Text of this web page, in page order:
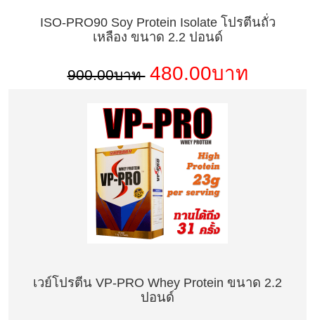
ISO-PRO90 Soy Protein Isolate โปรตีนถั่ว
เหลือง ขนาด 2.2 ปอนด์
900.00บาท 480.00บาท
เวย์โปรตีน VP-PRO Whey Protein ขนาด 2.2
ปอนด์